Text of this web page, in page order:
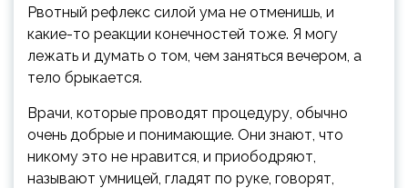
Рвотный рефлекс силой ума не отменишь, и
какие-то реакции конечностей тоже. Я могу
лежать и думать о том, чем заняться вечером, а
тело брыкается.
Врачи, которые проводят процедуру, обычно
очень добрые и понимающие. Они знают, что
никому это не нравится, и приободряют,
называют умницей, гладят по руке, говорят,